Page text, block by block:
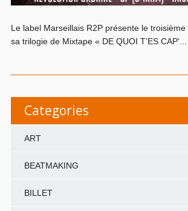
Le label Marseillais R2P présente le
sa trilogie de Mixtape « DE QUOI T’ES CAP‘...
Categories
ART
BEATMAKING
BILLET